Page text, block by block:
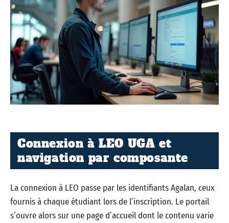
Connexion à LEO UGA et
navigation par composante
La connexion à LEO passe par les identifiants Agalan, ceux
fournis à chaque étudiant lors de l’inscription. Le portail
s’ouvre alors sur une page d’accueil dont le contenu varie